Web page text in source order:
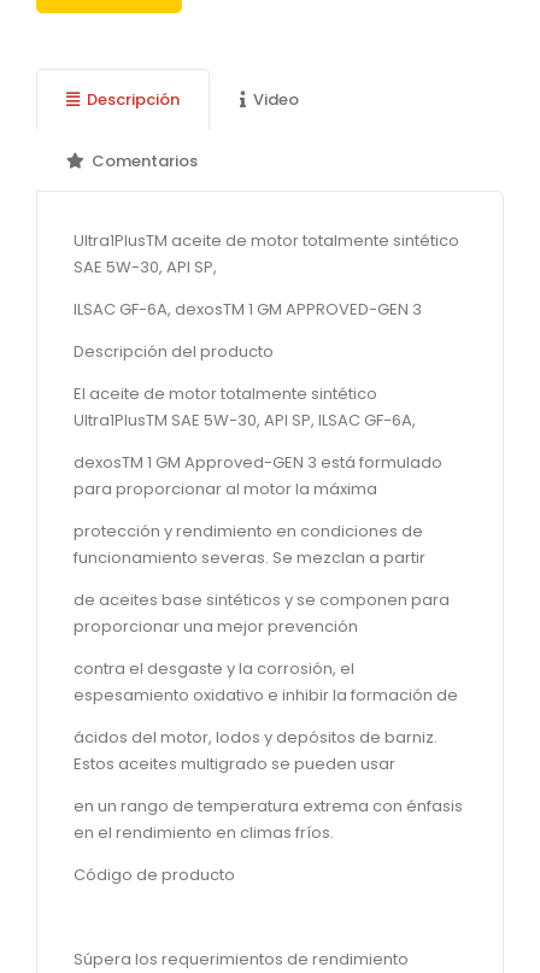
Descripción Video
Comentarios
Ultra1PlusTM aceite de motor totalmente sintético
SAE 5W-30, API SP,
ILSAC GF-6A, dexosTM 1 GM APPROVED-GEN 3
Descripción del producto
El aceite de motor totalmente sintético
Ultra1PlusTM SAE 5W-30, API SP, ILSAC GF-6A,
dexosTM 1 GM Approved-GEN 3 está formulado
para proporcionar al motor la máxima
protección y rendimiento en condiciones de
funcionamiento severas. Se mezclan a partir
de aceites base sintéticos y se componen para
proporcionar una mejor prevención
contra el desgaste y la corrosión, el
espesamiento oxidativo e inhibir la formación de
ácidos del motor, lodos y depósitos de barniz.
Estos aceites multigrado se pueden usar
en un rango de temperatura extrema con énfasis
en el rendimiento en climas fríos.
Código de producto
Súpera los requerimientos de rendimiento